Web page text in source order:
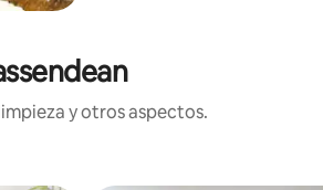
y otros aspectos.